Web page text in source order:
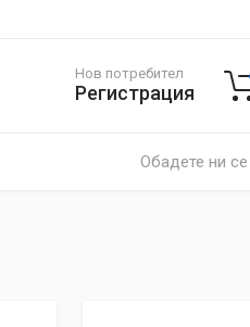
Обадете ни се
Нов потребител
Регистрация